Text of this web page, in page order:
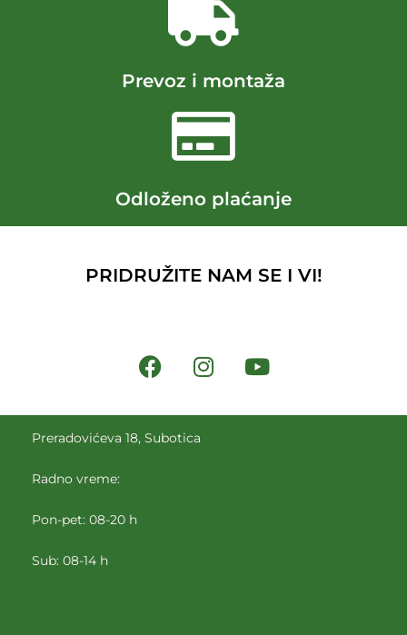
Prevoz i montaža
Odloženo plaćanje
PRIDRUŽITE NAM SE I VI!
Preradovićeva 18, Subotica
Radno vreme:
Pon-pet: 08-20 h
Sub: 08-14 h